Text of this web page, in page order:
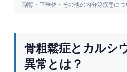
骨粗鬆症とカルシ
異常とは？